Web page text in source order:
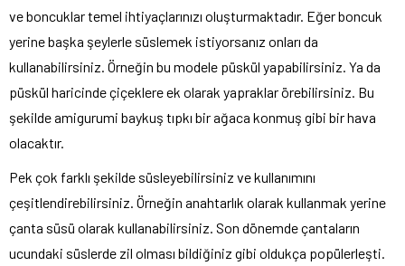
ve boncuklar temel ihtiyaçlarınızı oluşturmaktadır. Eğer boncuk
yerine başka şeylerle süslemek istiyorsanız onları da
kullanabilirsiniz. Örneğin bu modele püskül yapabilirsiniz. Ya da
püskül haricinde çiçeklere ek olarak yapraklar örebilirsiniz. Bu
şekilde amigurumi baykuş tıpkı bir ağaca konmuş gibi bir hava
olacaktır.
Pek çok farklı şekilde süsleyebilirsiniz ve kullanımını
çeşitlendirebilirsiniz. Örneğin anahtarlık olarak kullanmak yerine
çanta süsü olarak kullanabilirsiniz. Son dönemde çantaların
ucundaki süslerde zil olması bildiğiniz gibi oldukça popülerleşti.